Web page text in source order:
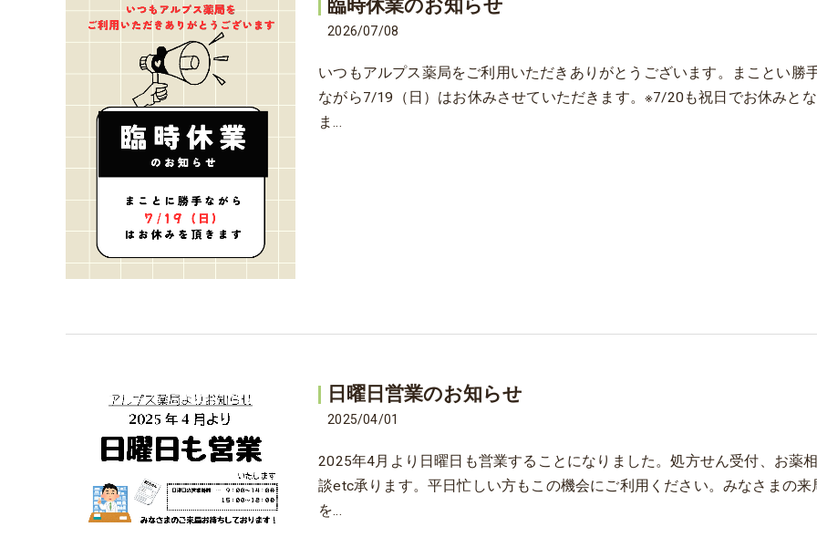
臨時休業のお知らせ
2026/07/08
いつもアルプス薬局をご利用いただきありがとうございます。まことい勝
ながら7/19（日）はお休みさせていただきます。※7/20も祝日でお休みと
ま…
日曜日営業のお知らせ
2025/04/01
2025年4月より日曜日も営業することになりました。処方せん受付、お薬
談etc承ります。平日忙しい方もこの機会にご利用ください。みなさまの来
を…